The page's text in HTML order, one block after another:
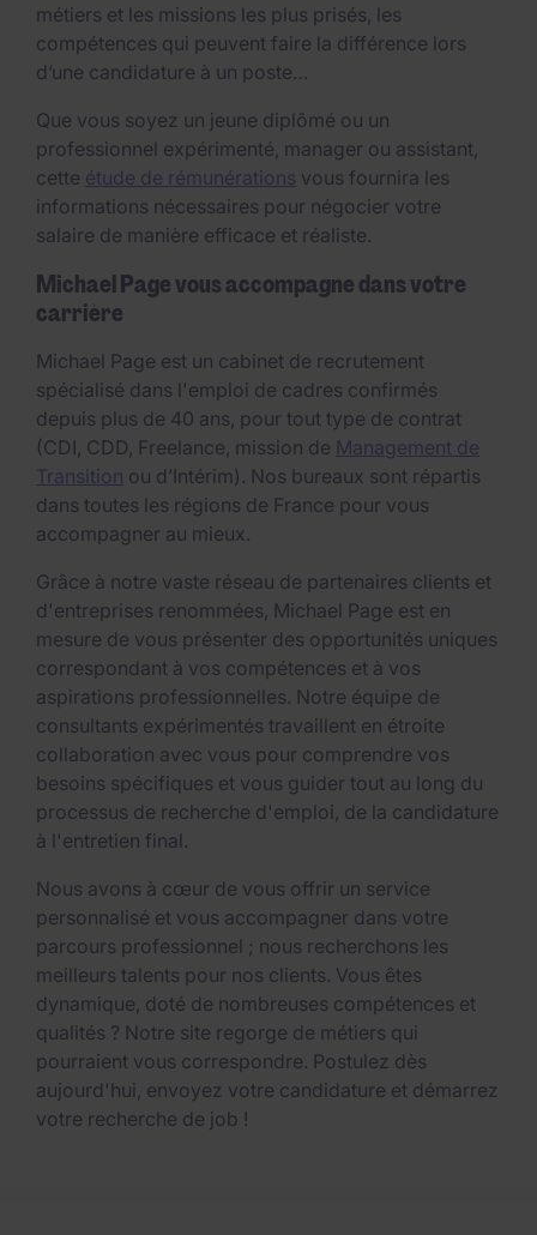
métiers et les missions les plus prisés, les
compétences qui peuvent faire la différence lors
d’une candidature à un poste…
Que vous soyez un jeune diplômé ou un
professionnel expérimenté, manager ou assistant,
cette étude de rémunérations vous fournira les
informations nécessaires pour négocier votre
salaire de manière efficace et réaliste.
Michael Page vous accompagne dans votre
carrière
Michael Page est un cabinet de recrutement
spécialisé dans l'emploi de cadres confirmés
depuis plus de 40 ans, pour tout type de contrat
(CDI, CDD, Freelance, mission de Management de
Transition ou d’Intérim). Nos bureaux sont répartis
dans toutes les régions de France pour vous
accompagner au mieux.
Grâce à notre vaste réseau de partenaires clients et
d'entreprises renommées, Michael Page est en
mesure de vous présenter des opportunités uniques
correspondant à vos compétences et à vos
aspirations professionnelles. Notre équipe de
consultants expérimentés travaillent en étroite
collaboration avec vous pour comprendre vos
besoins spécifiques et vous guider tout au long du
processus de recherche d'emploi, de la candidature
à l'entretien final.
Nous avons à cœur de vous offrir un service
personnalisé et vous accompagner dans votre
parcours professionnel ; nous recherchons les
meilleurs talents pour nos clients. Vous êtes
dynamique, doté de nombreuses compétences et
qualités ? Notre site regorge de métiers qui
pourraient vous correspondre. Postulez dès
aujourd'hui, envoyez votre candidature et démarrez
votre recherche de job !